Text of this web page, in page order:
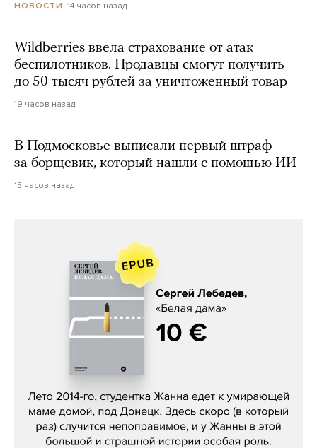
НОВОСТИ 14 часов назад
Wildberries ввела страхование от атак
беспилотников. Продавцы смогут получить
до 50 тысяч рублей за уничтоженный товар
19 часов назад
В Подмосковье выписали первый штраф
за борщевик, который нашли с помощью ИИ
15 часов назад
Сергей Лебедев, «Белая дама»